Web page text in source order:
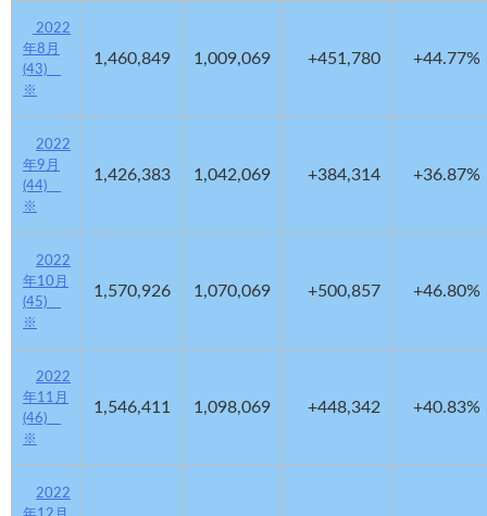
2022
年8月
(43)
※
1,460,849 1,009,069 +451,780 +44.77%
2022
年9月
(44)
※
1,426,383 1,042,069 +384,314 +36.87%
2022
年10月
(45)
※
1,570,926 1,070,069 +500,857 +46.80%
2022
年11月
(46)
※
1,546,411 1,098,069 +448,342 +40.83%
2022